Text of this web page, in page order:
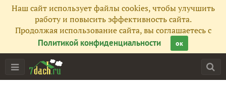
Наш сайт использует файлы cookies, чтобы улучшить
работу и повысить эффективность сайта.
Продолжая использование сайта, вы соглашаетесь с
Политикой конфиденциальности
ок